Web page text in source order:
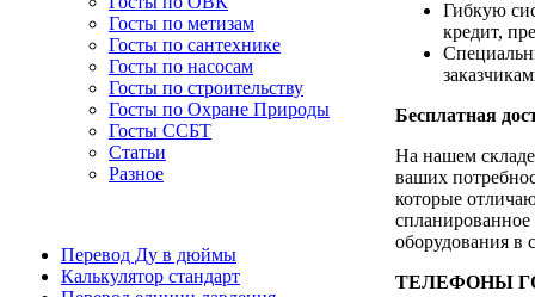
Госты по метизам
Госты по сантехнике
Госты по насосам
Госты по строительству
Госты по Охране Природы
Госты ССБТ
Статьи
Разное
Перевод Ду в дюймы
Калькулятор стандарт
Гибкую
кредит,
Бесплатная
На нашем складе
ваших
которые
оборудования в
ТЕЛЕФОНЫ